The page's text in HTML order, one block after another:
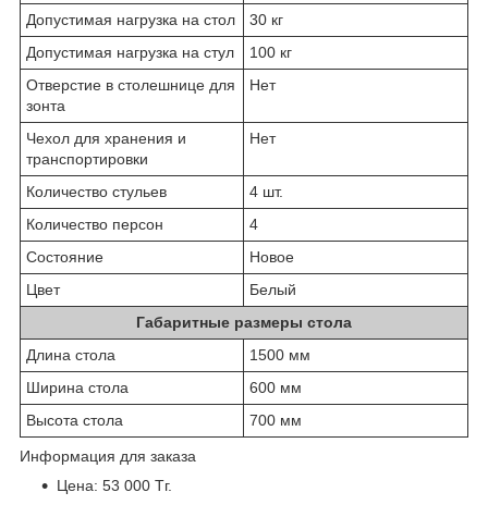
Допустимая нагрузка на стол
30 кг
Допустимая нагрузка на стул
100 кг
Отверстие в столешнице для
зонта
Нет
Чехол для хранения и
транспортировки
Нет
Количество стульев
4 шт.
Количество персон
4
Состояние
Новое
Цвет
Белый
Габаритные размеры стола
Длина стола
1500 мм
Ширина стола
600 мм
Высота стола
700 мм
Информация для заказа
Цена: 53 000 Тг.